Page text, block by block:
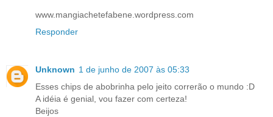
www.mangiachetefabene.wordpress.com
Responder
Unknown 1 de junho de 2007 às 05:33
Esses chips de abobrinha pelo jeito correrão o mundo :D
A idéia é genial, vou fazer com certeza!
Beijos